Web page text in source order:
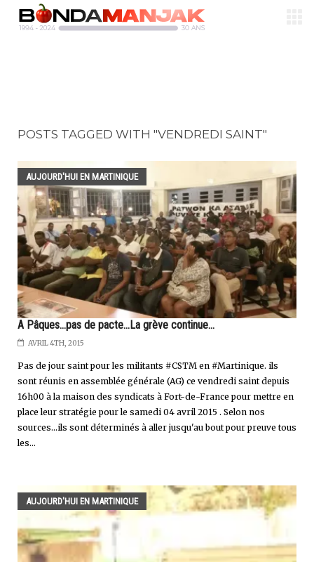
POSTS TAGGED WITH "VENDREDI SAINT"
AUJOURD'HUI EN MARTINIQUE
A Pâques...pas de pacte...La grève continue...
AVRIL 4TH, 2015
Pas de jour saint pour les militants #CSTM en #Martinique. ils
sont réunis en assemblée générale (AG) ce vendredi saint depuis
16h00 à la maison des syndicats à Fort-de-France pour mettre en
place leur stratégie pour le samedi 04 avril 2015 . Selon nos
sources...ils sont déterminés à aller jusqu'au bout pour preuve tous
les...
AUJOURD'HUI EN MARTINIQUE